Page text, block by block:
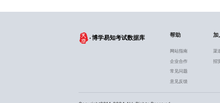
博学易知考试数据库 帮助
网站指南
企业合作
常见问题
意见反馈
加
渠
招